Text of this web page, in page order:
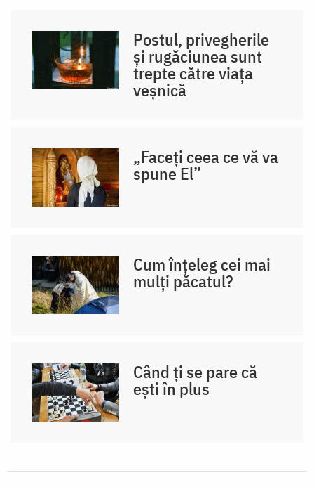
Postul, privegherile
și rugăciunea sunt
trepte către viața
veșnică
„Faceți ceea ce vă va
spune El”
Cum înțeleg cei mai
mulți păcatul?
Când ți se pare că
ești în plus